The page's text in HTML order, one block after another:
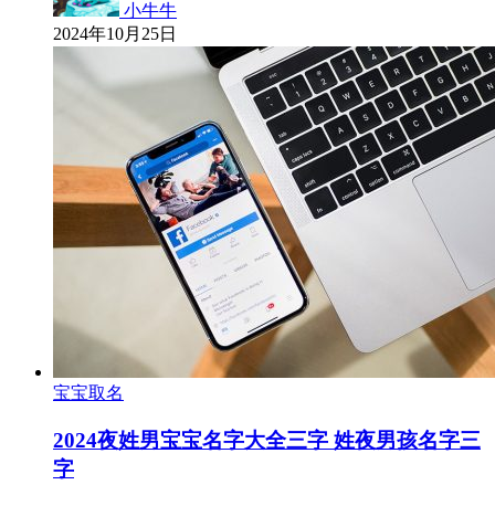
小牛牛
2024年10月25日
宝宝取名
2024夜姓男宝宝名字大全三字 姓夜男孩名字三
字